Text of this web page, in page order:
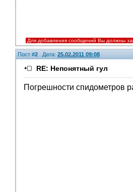
Для добавления сообщений Вы должны
Пост #2 Дата: 25.02.2011 09:08
RE: Непонятный гул
Погрешности спидометров